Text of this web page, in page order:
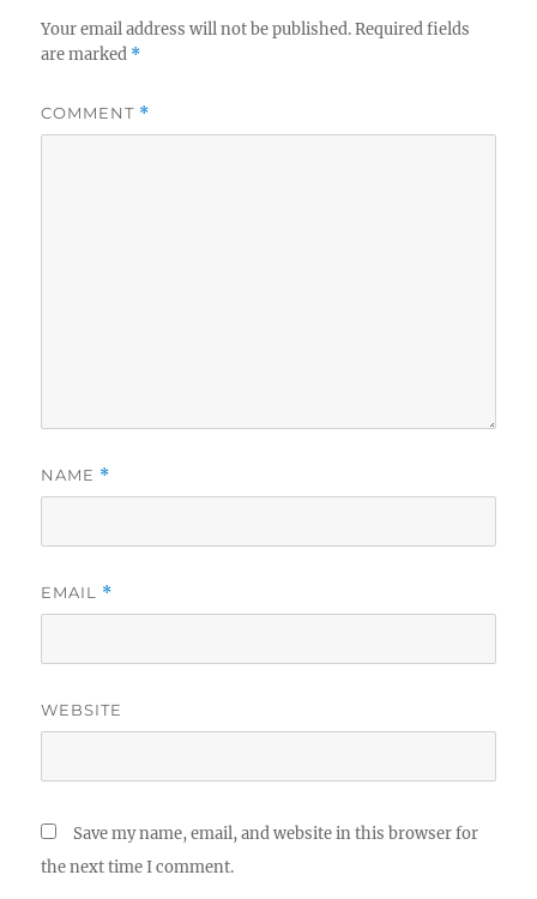
Your email address will not be published. Required fields
are marked *
COMMENT *
NAME *
EMAIL *
WEBSITE
Save my name, email, and website in this browser for
the next time I comment.